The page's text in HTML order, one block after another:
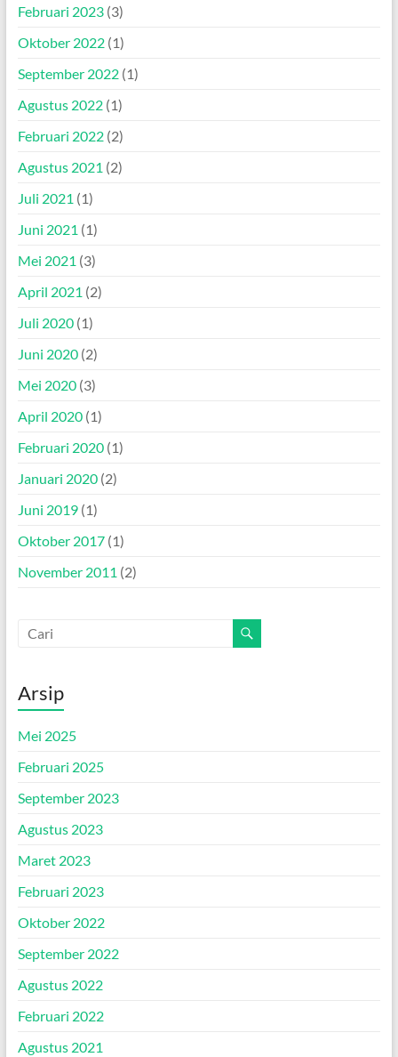
Februari 2023(3)
Oktober 2022(1)
September 2022(1)
Agustus 2022(1)
Februari 2022(2)
Agustus 2021 (2)
Juli 2021 (1)
Juni 2021 (1)
Mei 2021 (3)
April 2021 (2)
Juli 2020(1)
Juni 2020(2)
Mei 2020(3)
April 2020(1)
Februari 2020(1)
Januari 2020(2)
Juni 2019(1)
Oktober 2017(1)
November 2011 (2)
Arsip
Mei 2025
Februari 2025
September 2023
Agustus 2023
Maret 2023
Februari 2023
Oktober 2022
September 2022
Agustus 2022
Februari 2022
Agustus 2021